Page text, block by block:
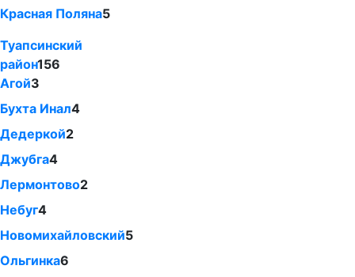
Красная Поляна5
Туапсинский
район156
Агой3
Бухта Инал4
Дедеркой2
Джубга4
Лермонтово2
Небуг4
Новомихайловский5
Ольгинка6